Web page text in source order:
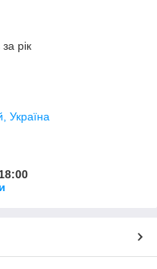
рік
Україна